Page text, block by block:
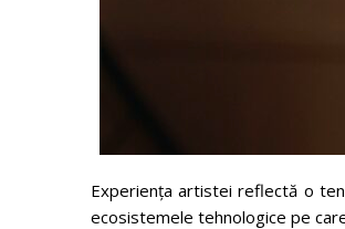
Experiența artistei reflectă o
ecosistemele tehnologice pe